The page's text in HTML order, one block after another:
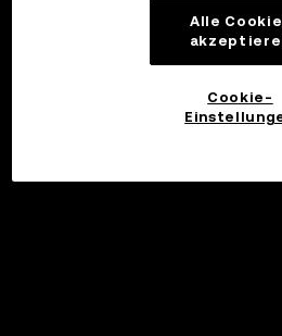
Alle
Cookie-